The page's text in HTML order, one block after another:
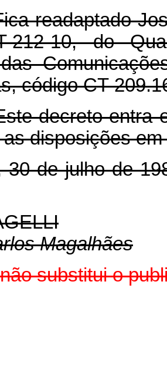
readaptado
212-10, do
código CT-
decreto entra
disposições
30 de julho de
Magalhães
substitui o